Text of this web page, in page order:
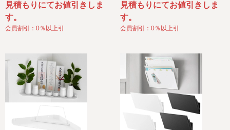
見積もりにてお値引きしま
す。
会員割引：0％以上引
見積もりにてお値引きしま
す。
会員割引：0％以上引